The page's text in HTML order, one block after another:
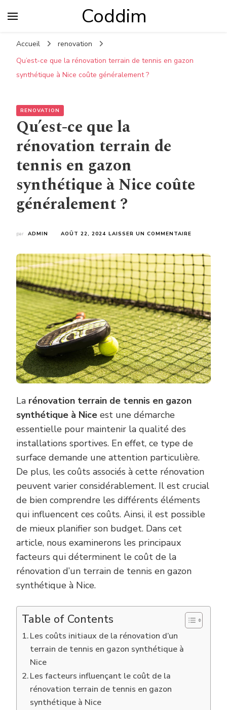
Coddim
Accueil
renovation
Qu’est-ce que la rénovation terrain de tennis en gazon
synthétique à Nice coûte généralement ?
RENOVATION
Qu’est-ce que la
rénovation terrain de
tennis en gazon
synthétique à Nice coûte
généralement ?
par ADMIN AOÛT 22, 2024 LAISSER UN COMMENTAIRE
QUE
LA
TERRAIN
DE
TENNIS
EN
GAZON
À
NICE
COÛTE
?
La rénovation terrain de tennis en gazon
synthétique à Nice est une démarche
essentielle pour maintenir la qualité des
installations sportives. En effet, ce type de
surface demande une attention particulière.
De plus, les coûts associés à cette rénovation
peuvent varier considérablement. Il est crucial
de bien comprendre les différents éléments
qui influencent ces coûts. Ainsi, il est possible
de mieux planifier son budget. Dans cet
article, nous examinerons les principaux
facteurs qui déterminent le coût de la
rénovation d’un terrain de tennis en gazon
synthétique à Nice.
Table of Contents
Les coûts initiaux de la rénovation d’un
terrain de tennis en gazon synthétique à
Nice
Les facteurs influençant le coût de la
rénovation terrain de tennis en gazon
synthétique à Nice